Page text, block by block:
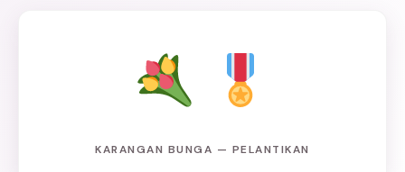
KARANGAN BUNGA — PELANTIKAN